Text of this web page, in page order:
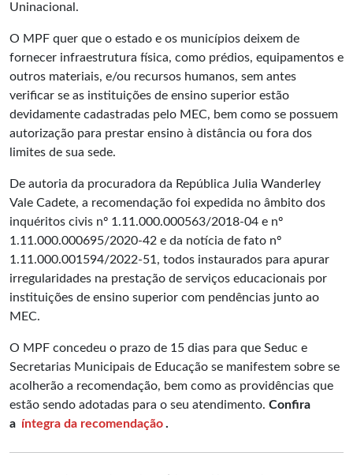
Uninacional.
O MPF quer que o estado e os municípios deixem de
fornecer infraestrutura física, como prédios, equipamentos e
outros materiais, e/ou recursos humanos, sem antes
verificar se as instituições de ensino superior estão
devidamente cadastradas pelo MEC, bem como se possuem
autorização para prestar ensino à distância ou fora dos
limites de sua sede.
De autoria da procuradora da República Julia Wanderley
Vale Cadete, a recomendação foi expedida no âmbito dos
inquéritos civis nº 1.11.000.000563/2018-04 e nº
1.11.000.000695/2020-42 e da notícia de fato nº
1.11.000.001594/2022-51, todos instaurados para apurar
irregularidades na prestação de serviços educacionais por
instituições de ensino superior com pendências junto ao
MEC.
O MPF concedeu o prazo de 15 dias para que Seduc e
Secretarias Municipais de Educação se manifestem sobre se
acolherão a recomendação, bem como as providências que
estão sendo adotadas para o seu atendimento. Confira
a íntegra da recomendação .